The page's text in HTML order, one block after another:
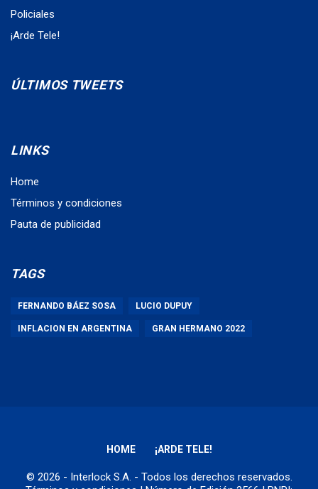
Policiales
¡Arde Tele!
ÚLTIMOS TWEETS
LINKS
Home
Términos y condiciones
Pauta de publicidad
TAGS
FERNANDO BÁEZ SOSA LUCIO DUPUY
INFLACION EN ARGENTINA GRAN HERMANO 2022
HOME ¡ARDE TELE!
© 2026 - Interlock S.A. - Todos los derechos reservados.